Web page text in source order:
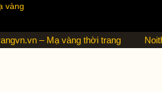
vàng
– Mạ vàng thời trang